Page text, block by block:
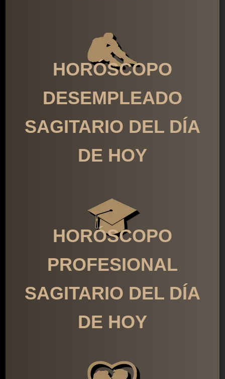
HORÓSCOPO
DESEMPLEADO
SAGITARIO DEL DÍA
DE HOY
HORÓSCOPO
PROFESIONAL
SAGITARIO DEL DÍA
DE HOY